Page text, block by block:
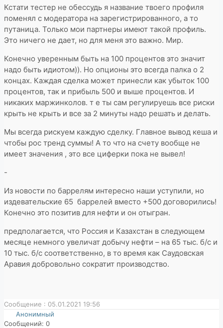
Кстати тестер не обессудь я название твоего профиля
поменял с модератора на зарегистрированного, а то
путаница. Только мои партнеры имеют такой профиль.
Это ничего не дает, но для меня это важно. Мир.
Конечно уверенным быть на 100 процентов это значит
надо быть идиотом)). Но опционы это всегда палка о 2
концах. Каждая сделка может принесли как убыток 100
процентов, так и прибыль 500 и выше процентов. И
никаких маржинколов. т е ты сам регулируешь все риски
крыть не крыть и все за 2 минуты надо решать и делать.
Мы всегда рискуем каждую сделку. Главное вывод кеша и
чтобы рос тренд суммы! А то что на счету вообще не
имеет значения , это все циферки пока не вывел!
-
Из новости по баррелям интересно наши уступили, но
издевательские 65 баррелей вместо +500 договорились!
Конечно это позитив для нефти и он отыгран.
предполагается, что Россия и Казахстан в следующем
месяце немного увеличат добычу нефти – на 65 тыс. б/с и
10 тыс. б/с соответственно, в то время как Саудовская
Аравия добровольно сократит производство.
Сообщение : 05.01.2021 19:56
Анонимный
Сообщений: 0